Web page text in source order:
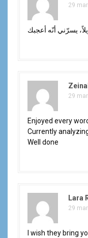
29
29
Enjoyed every
Well done
Lara
29
I wish they bring